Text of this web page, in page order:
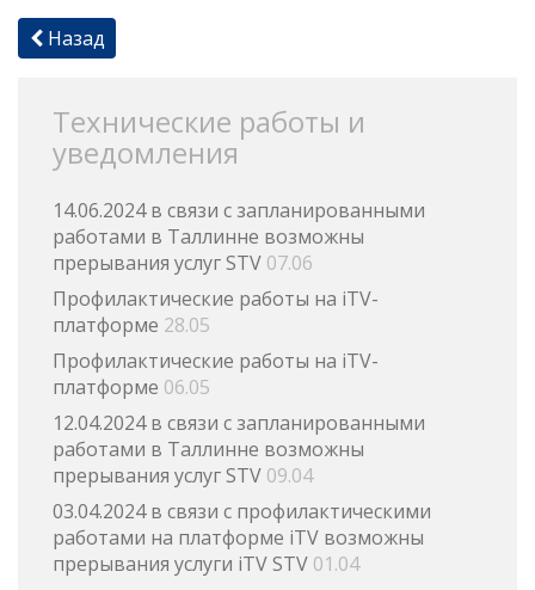
Назад
Технические работы и
уведомления
14.06.2024 в связи с запланированными
работами в Таллинне возможны
прерывания услуг STV 07.06
Профилактические работы на iTV-
платформе 28.05
Профилактические работы на iTV-
платформе 06.05
12.04.2024 в связи с запланированными
работами в Таллинне возможны
прерывания услуг STV 09.04
03.04.2024 в связи с профилактическими
работами на платформе iTV возможны
прерывания услуги iTV STV 01.04